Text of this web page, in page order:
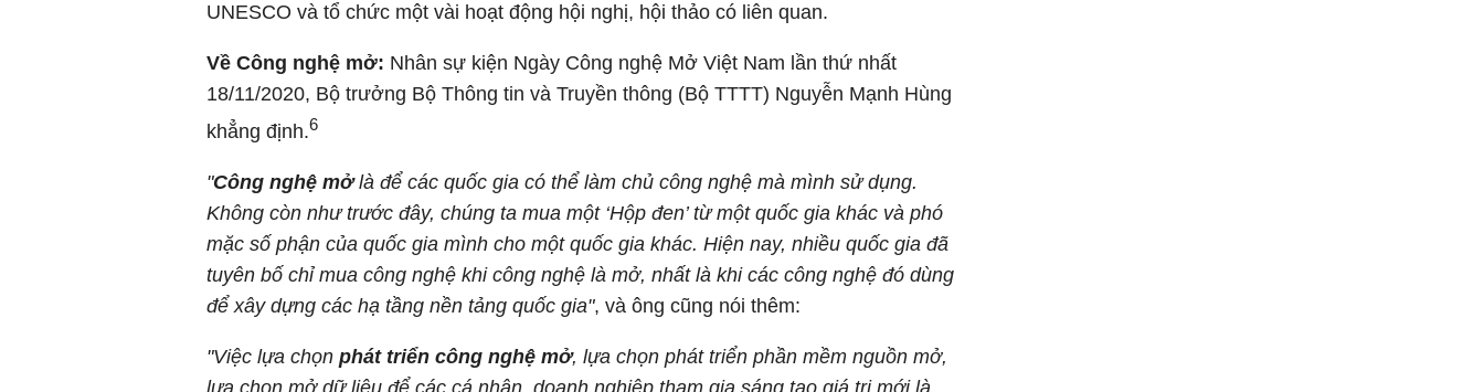
UNESCO và tổ chức một vài hoạt động hội nghị, hội thảo có liên quan.
Về Công nghệ mở: Nhân sự kiện Ngày Công nghệ Mở Việt Nam lần thứ nhất
18/11/2020, Bộ trưởng Bộ Thông tin và Truyền thông (Bộ TTTT) Nguyễn Mạnh Hùng
khẳng định.6
"Công nghệ mởlà để các quốc gia có thể làm chủ công nghệ mà mình sử dụng.
Không còn như trước đây, chúng ta mua một ‘Hộp đen’ từ một quốc gia khác và phó
mặc số phận của quốc gia mình cho một quốc gia khác. Hiện nay, nhiều quốc gia đã
tuyên bố chỉ mua công nghệ khi công nghệ là mở, nhất là khi các công nghệ đó dùng
để xây dựng các hạ tầng nền tảng quốc gia", và ông cũng nói thêm:
"Việc lựa chọn phát triển công nghệ mở, lựa chọn phát triển phần mềm nguồn mở,
lựa chọn mở dữ liệu để các cá nhân, doanh nghiệp tham gia sáng tạo giá trị mới là